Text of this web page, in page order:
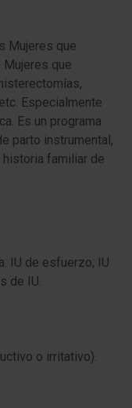
Mujeres que
Mujeres que
Especialmente
Es un programa
parto instrumental,
familiar de
IU de esfuerzo; IU
de IU.
o irritativo).